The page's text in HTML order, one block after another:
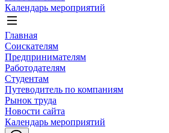
Календарь мероприятий
Главная
Соискателям
Предпринимателям
Работодателям
Студентам
Путеводитель по компаниям
Рынок труда
Новости сайта
Календарь мероприятий